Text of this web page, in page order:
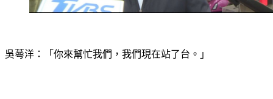
吳蕚洋：「你來幫忙我們，我們現在站了台。」